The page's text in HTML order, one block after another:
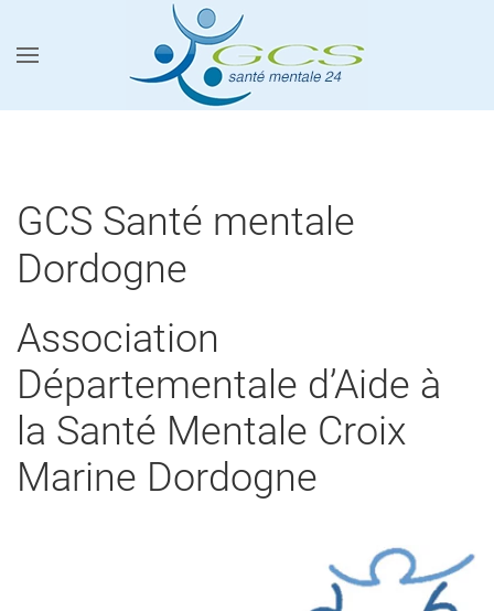
Accéder au contenu principal
GCS Santé mentale
Dordogne
Association
Départementale d’Aide à
la Santé Mentale Croix
Marine Dordogne